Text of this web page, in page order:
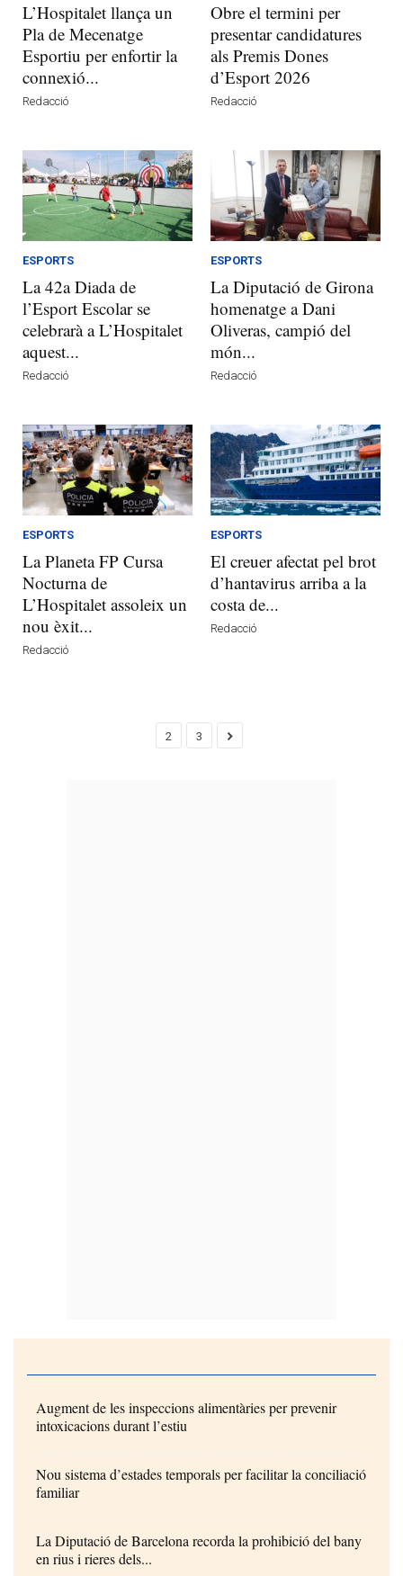
L’Hospitalet llança un
Pla de Mecenatge
Esportiu per enfortir la
connexió...
Redacció
Obre el termini per
presentar candidatures
als Premis Dones
d’Esport 2026
Redacció
ESPORTS
La 42a Diada de
l’Esport Escolar se
celebrarà a L’Hospitalet
aquest...
Redacció
ESPORTS
La Diputació de Girona
homenatge a Dani
Oliveras, campió del
món...
Redacció
ESPORTS
La Planeta FP Cursa
Nocturna de
L’Hospitalet assoleix un
nou èxit...
Redacció
ESPORTS
El creuer afectat pel brot
d’hantavirus arriba a la
costa de...
Redacció
2 3
Augment de les inspeccions alimentàries per prevenir
intoxicacions durant l’estiu
Nou sistema d’estades temporals per facilitar la conciliació
familiar
La Diputació de Barcelona recorda la prohibició del bany
en rius i rieres dels...